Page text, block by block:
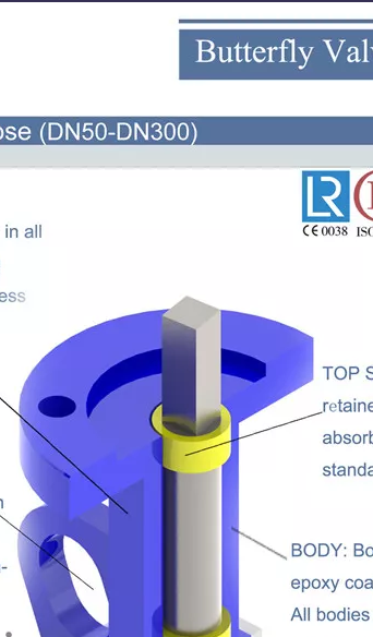
Vanne papillon à section en U à
double bride et à gaufrette LUG
entièrement revêtue de PFA